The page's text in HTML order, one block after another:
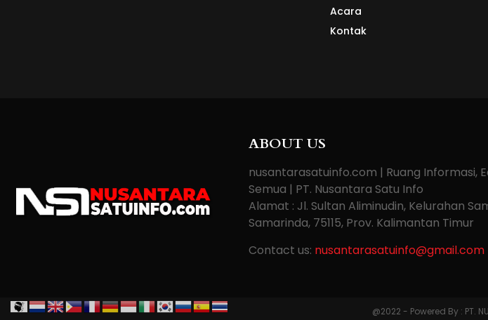
Acara
Kontak
ABOUT US
nusantarasatuinfo.com | Ruang Informasi,
Semua | PT. Nusantara Satu Info
Alamat : Jl. Sultan Aliminudin, Kelurahan
Samarinda, 75115, Prov. Kalimantan Timur
Contact us: nusantarasatuinfo@gmail.com
@2022 - Powered By : PT.